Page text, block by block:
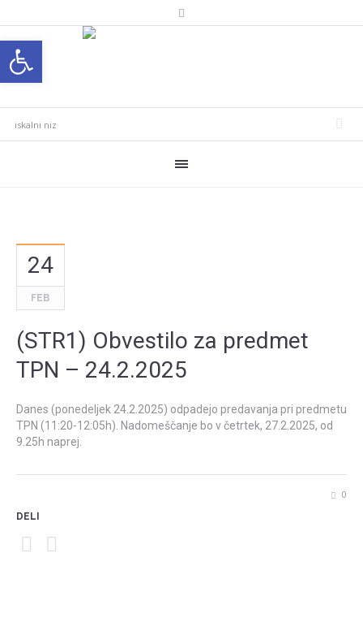
24
FEB
(STR1) Obvestilo za predmet
TPN – 24.2.2025
Danes (ponedeljek 24.2.2025) odpadejo predavanja pri predmetu
TPN (11:20-12:05h). Nadomeščanje bo v četrtek, 27.2.2025, od
9.25h naprej.
0
DELI
Open toolbar